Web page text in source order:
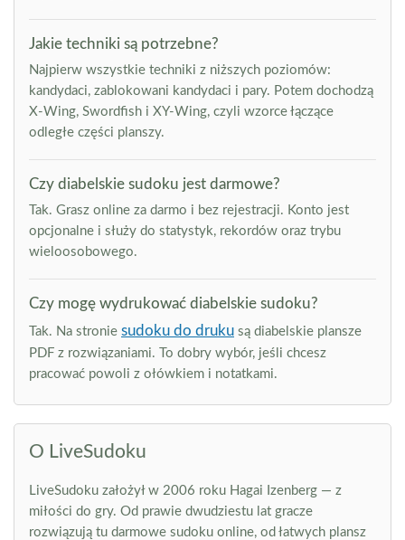
Jakie techniki są potrzebne?
Najpierw wszystkie techniki z niższych poziomów:
kandydaci, zablokowani kandydaci i pary. Potem dochodzą
X-Wing, Swordfish i XY-Wing, czyli wzorce łączące
odległe części planszy.
Czy diabelskie sudoku jest darmowe?
Tak. Grasz online za darmo i bez rejestracji. Konto jest
opcjonalne i służy do statystyk, rekordów oraz trybu
wieloosobowego.
Czy mogę wydrukować diabelskie sudoku?
Tak. Na stronie sudoku do druku są diabelskie plansze
PDF z rozwiązaniami. To dobry wybór, jeśli chcesz
pracować powoli z ołówkiem i notatkami.
O LiveSudoku
LiveSudoku założył w 2006 roku Hagai Izenberg — z
miłości do gry. Od prawie dwudziestu lat gracze
rozwiązują tu darmowe sudoku online, od łatwych plansz